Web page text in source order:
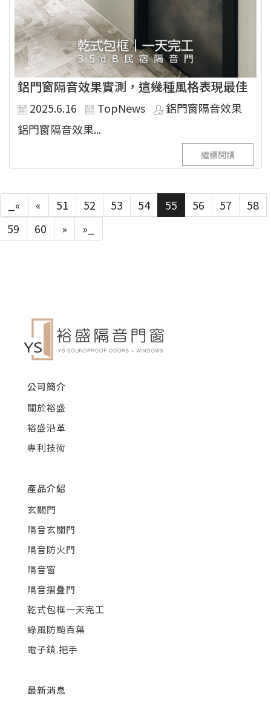
鋁門窗隔音效果實測，這幾種風格表現最佳
2025.6.16 TopNews
鋁門窗隔音效果
鋁門窗隔音效果...
繼續閱讀
_« « 51 52 53 54 55 56 57
58
59
60 » »_
公司簡介
關於裕盛
裕盛沿革
專利技術
產品介紹
玄關門
隔音玄關門
隔音防火門
隔音窗
隔音摺疊門
乾式包框一天完工
綠風防颱百葉
電子鎖.把手
最新消息